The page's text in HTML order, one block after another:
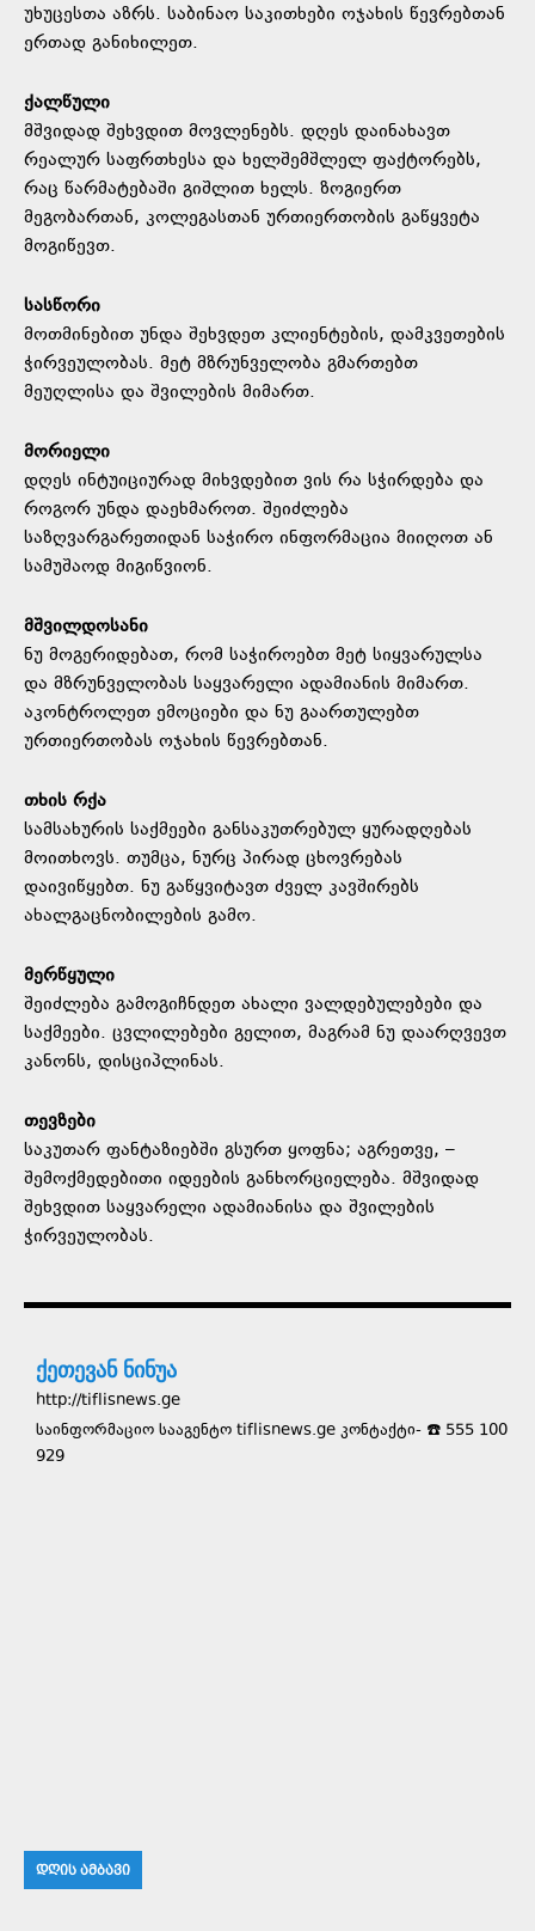
უხუცესთა აზრს. საბინაო საკითხები ოჯახის წევრებთან
ერთად განიხილეთ.
ქალწული
მშვიდად შეხვდით მოვლენებს. დღეს დაინახავთ
რეალურ საფრთხესა და ხელშემშლელ ფაქტორებს,
რაც წარმატებაში გიშლით ხელს. ზოგიერთ
მეგობართან, კოლეგასთან ურთიერთობის გაწყვეტა
მოგიწევთ.
სასწორი
მოთმინებით უნდა შეხვდეთ კლიენტების, დამკვეთების
ჭირვეულობას. მეტ მზრუნველობა გმართებთ
მეუღლისა და შვილების მიმართ.
მორიელი
დღეს ინტუიციურად მიხვდებით ვის რა სჭირდება და
როგორ უნდა დაეხმაროთ. შეიძლება
საზღვარგარეთიდან საჭირო ინფორმაცია მიიღოთ ან
სამუშაოდ მიგიწვიონ.
მშვილდოსანი
ნუ მოგერიდებათ, რომ საჭიროებთ მეტ სიყვარულსა
და მზრუნველობას საყვარელი ადამიანის მიმართ.
აკონტროლეთ ემოციები და ნუ გაართულებთ
ურთიერთობას ოჯახის წევრებთან.
თხის რქა
სამსახურის საქმეები განსაკუთრებულ ყურადღებას
მოითხოვს. თუმცა, ნურც პირად ცხოვრებას
დაივიწყებთ. ნუ გაწყვიტავთ ძველ კავშირებს
ახალგაცნობილების გამო.
მერწყული
შეიძლება გამოგიჩნდეთ ახალი ვალდებულებები და
საქმეები. ცვლილებები გელით, მაგრამ ნუ დაარღვევთ
კანონს, დისციპლინას.
თევზები
საკუთარ ფანტაზიებში გსურთ ყოფნა; აგრეთვე, –
შემოქმედებითი იდეების განხორციელება. მშვიდად
შეხვდით საყვარელი ადამიანისა და შვილების
ჭირვეულობას.
ქეთევან ნინუა
http://tiflisnews.ge
საინფორმაციო სააგენტო tiflisnews.ge კონტაქტი- ☎️ 555 100
929
ᲓᲦᲘᲡ ᲐᲛᲑᲐᲕᲘ